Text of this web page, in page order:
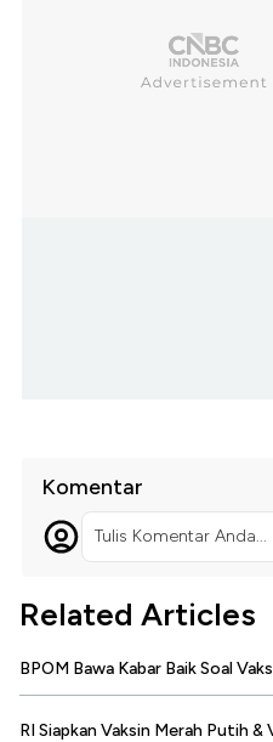
Komentar
Tulis Komentar Anda...
Related Articles
BPOM Bawa Kabar Baik Soal
RI Siapkan Vaksin Merah Putih &